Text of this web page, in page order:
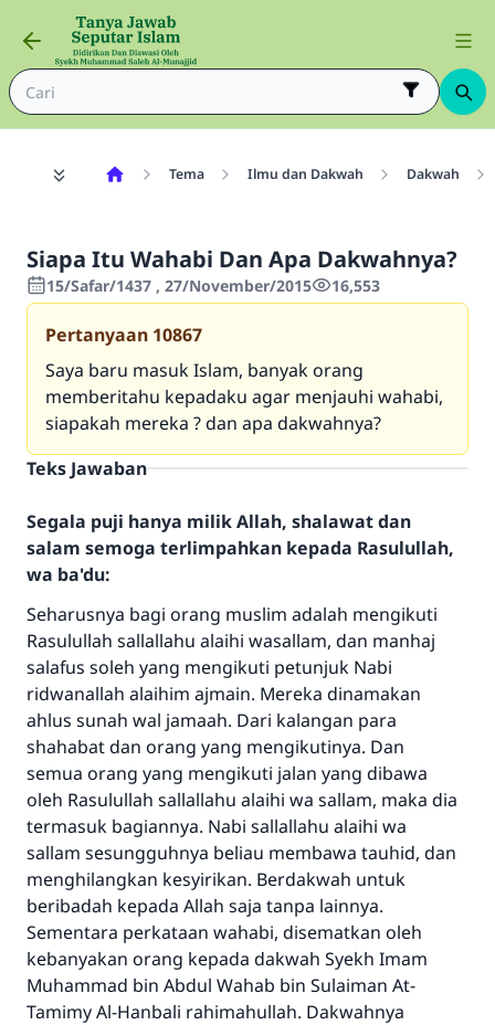
Tema Ilmu dan Dakwah Dakwah
Siapa Itu Wahabi Dan Apa Dakwahnya?
15/Safar/1437 , 27/November/2015 16,553
Pertanyaan 10867
Saya baru masuk Islam, banyak orang
memberitahu kepadaku agar menjauhi wahabi,
siapakah mereka ? dan apa dakwahnya?
Teks Jawaban
Segala puji hanya milik Allah, shalawat dan
salam semoga terlimpahkan kepada Rasulullah,
wa ba'du:
Seharusnya bagi orang muslim adalah mengikuti
Rasulullah sallallahu alaihi wasallam, dan manhaj
salafus soleh yang mengikuti petunjuk Nabi
ridwanallah alaihim ajmain. Mereka dinamakan
ahlus sunah wal jamaah. Dari kalangan para
shahabat dan orang yang mengikutinya. Dan
semua orang yang mengikuti jalan yang dibawa
oleh Rasulullah sallallahu alaihi wa sallam, maka dia
termasuk bagiannya. Nabi sallallahu alaihi wa
sallam sesungguhnya beliau membawa tauhid, dan
menghilangkan kesyirikan. Berdakwah untuk
beribadah kepada Allah saja tanpa lainnya.
Sementara perkataan wahabi, disematkan oleh
kebanyakan orang kepada dakwah Syekh Imam
Muhammad bin Abdul Wahab bin Sulaiman At-
Tamimy Al-Hanbali rahimahullah. Dakwahnya